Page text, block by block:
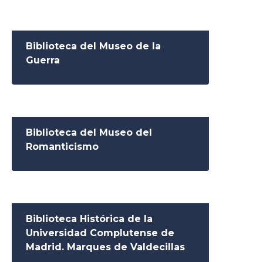
Biblioteca del Museo de la
Guerra
Biblioteca del Museo del
Romanticismo
Biblioteca Histórica de la
Universidad Complutense de
Madrid. Marques de Valdecillas